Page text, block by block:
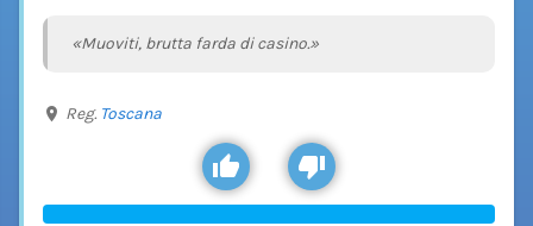
«Muoviti, brutta farda di casino.»
Reg. Toscana